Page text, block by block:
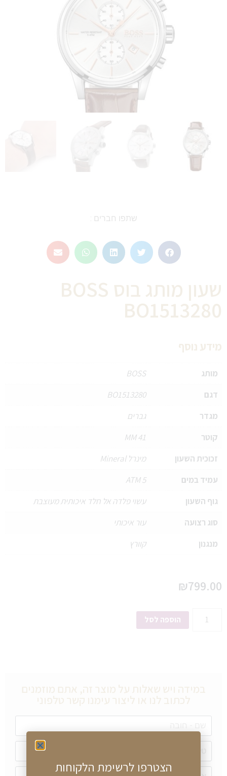
שתפו חברים :
שעון מותג בוס BOSS
BO1513280
מידע נוסף
מותג
BOSS
דגם
BO1513280
מגדר
גברים
קוטר
41 MM
זכוכית השעון
מינרל Mineral
עמיד במים
5 ATM
גוף השעון
עשוי פלדה אל חלד איכותית מעוצבת
סוג רצועה
עור איכותי
מנגנון
קוורץ
₪799.00
הוספה לסל
הצטרפו לרשימת הלקוחות